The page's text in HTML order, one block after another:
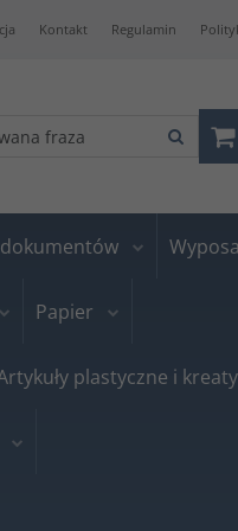
Kontakt Regulamin
Papier
plastyczne i